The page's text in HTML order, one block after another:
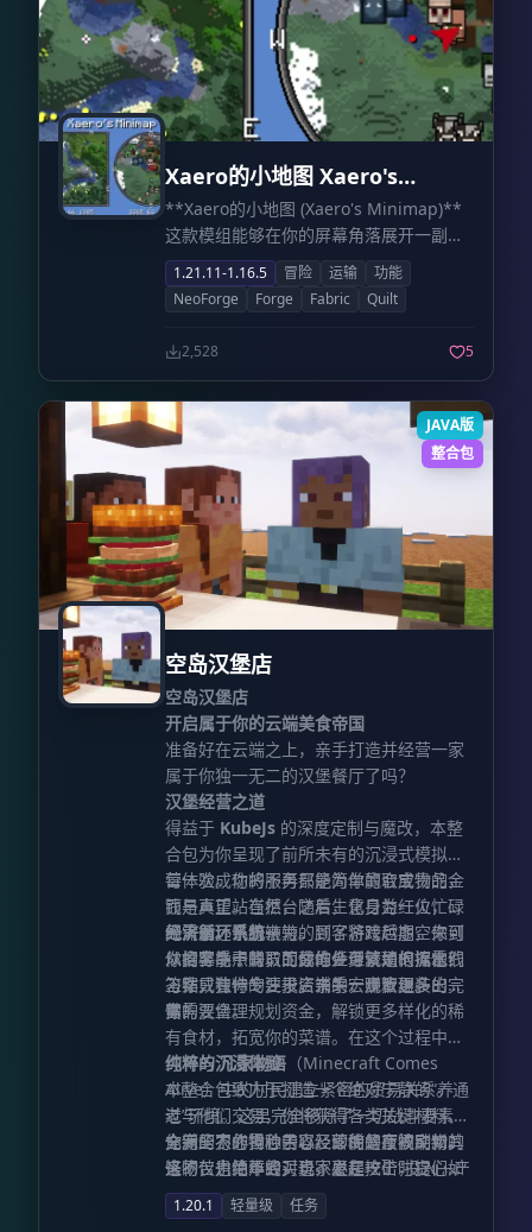
Xaero的小地图 Xaero's
Minimap
**Xaero的小地图 (Xaero's Minimap)**
这款模组能够在你的屏幕角落展开一副详
尽的战术图表，实时显示周边的地形地
貌、玩家动向、生物群落以及各类实体信
息。它赋予你创建“路径点”的能力，指引
你从容寻回曾经涉足的地点。 ### 警示：
切勿将 XaeroPlus 与本模组混用！ 请务必
方毫无关联。该第三方插件会引发难以追
踪的严重错误乃至游戏崩溃。更令人担忧
的是，据称它与某些服务器破坏团伙存在
瓜葛，这可能会导致你在服务器中的建筑
成果面临极大风险。 与市面上众多同类模
组不同，Xaero的小地图极其注重保留 **
原版 Minecraft 的美学风格**，旨在成为
游戏界面中浑然天成的一部分，而非突兀
的附加组件。值得一提的是，它是
**Minecraft 历史上首个采用旋转方形设
计的地图模组**。在极其丰富的自定义选
项中，你依然可以选择传统的 **圆形地图
**，或者设定 **锁定地图旋转**（转而
使用方向箭头来指示方位）。 雷达系统能
够以 **自定义颜色的圆点** 或 **图标
（通常是头像）** 的形式，精准显示周围
的实体，涵盖 **玩家、生物及掉落物**。
除了提供基础的 **指南针方位**，你还可
以自行部署 **路径点**，这些标记将在小
地图和游戏世界中同步显现。路径点不仅
能助你重返旧地或抵达特定坐标，更支持
**传送功能**。此外，该模组具备透视能
力，能够显示地表之上的结构以及地下的
深邃环境（即 **洞穴模式**）。 这仅仅
是该模组众多特性中的冰山一角。为了全
面了解其潜能，请详细阅读下方的“小地图
特性”章节。为了适应多人服务器的规则环
境，本模组提供了两个版本：完整版与公
平竞争版（Fair-play），后者专为公平
PVP 环境设计。**本模组主要在客户端运
行。将其安装在服务端并非必须，但能解
1.21.11-1.16.5 冒险 运输
功能
NeoForge
Forge Fabric Quilt
2,528 5
JAVA版
整合包
空岛汉堡店
空岛汉堡店
开启属于你的云端美食帝国
准备好在云端之上，亲手打造并经营一家
属于你独一无二的汉堡餐厅了吗？
汉堡经营之道
得益于 KubeJs 的深度定制与魔改，本整
合包为你呈现了前所未有的沉浸式模拟经
营体验。你将不再只是简单的合成物品，
而是真正站在柜台之后，化身为一位忙碌
的大厨。饥肠辘辘的顾客将跨越虚空来到
你的空岛点餐，而你的任务就是根据他们
刁钻或独特的要求，亲手一步步组装出完
美的汉堡。
每一次成功的服务都能为你赢取宝贵的金
钱与声望。当然，随着生意日益红火，你
无需永远亲力亲为。到了游戏后期，你可
以招募能干的员工替你处理繁琐的流水线
工作，让你专注于店铺的宏观管理。
经济循环系统
从食客手中赚取的成堆金币该如何挥霍？
答案只有一个：投资未来，赚取更多的财
富！
你需要合理规划资金，解锁更多样化的稀
有食材，拓宽你的菜谱。在这个过程中，
你将与凡家物语 （Minecraft Comes
Alive）中的村民建立紧密的贸易关系。通
过与他们交易，你将获得各类关键材料、
全新的农作物种子以及珍稀的畜牧动物。
这不仅是简单的买卖，更是一个“投入—产
出—再投入”的完美商业闭环。
纯粹的沉浸体验
本整合包致力于打造一个绝对宁静的“养
老”环境。这里完全移除了一切战斗要素与
充满压力的冒险内容。即使是夜间刷新的
怪物，也绝不会对玩家发起攻击，它们如
同过客一般无害。
你完全不必担心苦心经营的餐厅被突如其
来的苦力怕炸毁，也不必在挖矿时提心吊
胆。由始至终，你只需要享受烹饪的乐
趣、看着账户余额上涨的快感，以及那份
1.20.1 轻量级 任务